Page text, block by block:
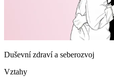
Duševní zdraví a seberozvoj
Vztahy